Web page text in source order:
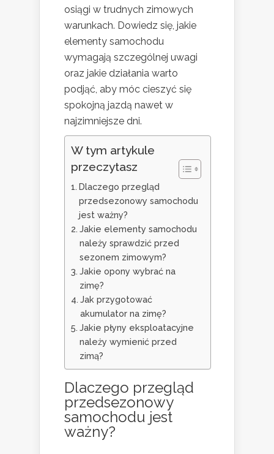
osiągi w trudnych zimowych
warunkach. Dowiedz się, jakie
elementy samochodu
wymagają szczególnej uwagi
oraz jakie działania warto
podjąć, aby móc cieszyć się
spokojną jazdą nawet w
najzimniejsze dni.
W tym artykule
przeczytasz
Dlaczego przegląd
przedsezonowy samochodu
jest ważny?
Jakie elementy samochodu
należy sprawdzić przed
sezonem zimowym?
Jakie opony wybrać na
zimę?
Jak przygotować
akumulator na zimę?
Jakie płyny eksploatacyjne
należy wymienić przed
zimą?
Dlaczego przegląd
przedsezonowy
samochodu jest
ważny?